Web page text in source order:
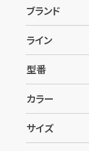
ブランド
ライン
型番
カラー
サイズ